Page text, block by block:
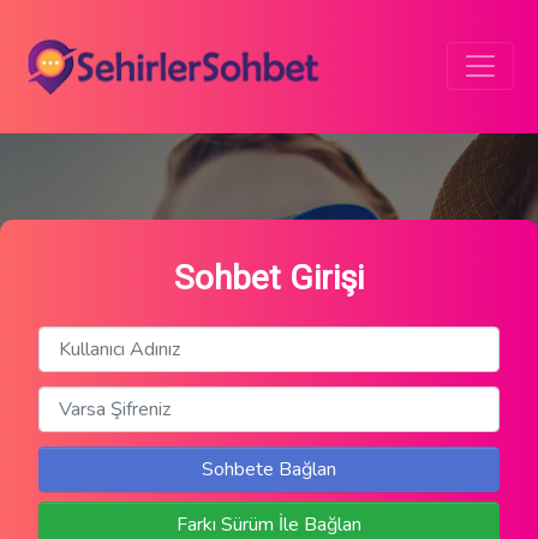
Sohbet Girişi
Sohbete Bağlan
Farkı Sürüm İle Bağlan